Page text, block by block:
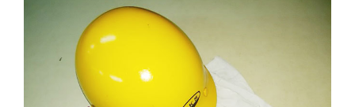
製品一覧
製品ギャラリー 採用情報